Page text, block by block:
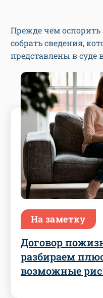
Прежде чем оспорить
собрать сведения,
представлены в суде
На заметку
Договор
разбираем
возможные